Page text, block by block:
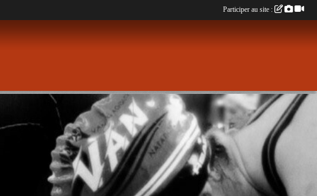
Participer au site :